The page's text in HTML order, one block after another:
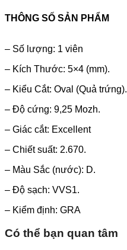
THÔNG SỐ SẢN PHẨM
– Số lượng: 1 viên
– Kích Thước: 5×4 (mm).
– Kiểu Cắt: Oval (Quả trứng).
– Độ cứng: 9,25 Mozh.
– Giác cắt: Excellent
– Chiết suất: 2.670.
– Màu Sắc (nước): D.
– Độ sạch: VVS1.
– Kiểm định: GRA
Có thể bạn quan tâm